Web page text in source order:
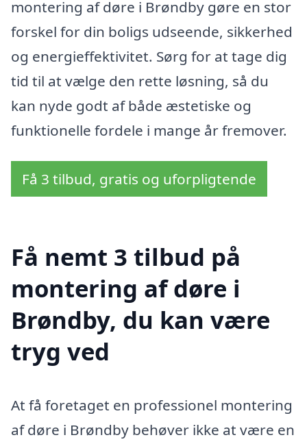
montering af døre i Brøndby gøre en stor
forskel for din boligs udseende, sikkerhed
og energieffektivitet. Sørg for at tage dig
tid til at vælge den rette løsning, så du
kan nyde godt af både æstetiske og
funktionelle fordele i mange år fremover.
Få 3 tilbud, gratis og uforpligtende
Få nemt 3 tilbud på
montering af døre i
Brøndby, du kan være
tryg ved
At få foretaget en professionel montering
af døre i Brøndby behøver ikke at være en